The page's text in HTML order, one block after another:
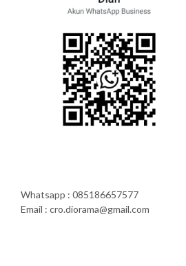
Whatsapp : 085186657577
Email : cro.diorama@gmail.com